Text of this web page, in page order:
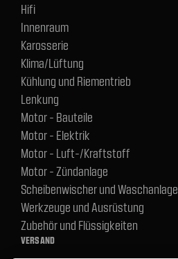
Hifi
Innenraum
Karosserie
Klima/Lüftung
Kühlung und Riementrieb
Lenkung
Motor - Bauteile
Motor - Elektrik
Motor - Luft-/Kraftstoff
Motor - Zündanlage
Scheibenwischer und Waschanlage
Werkzeuge und Ausrüstung
Zubehör und Flüssigkeiten
VERSAND